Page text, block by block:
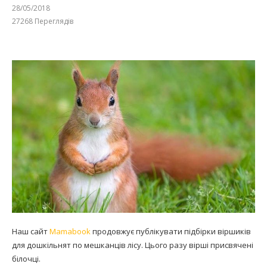
28/05/2018
27268 Переглядів
Наш сайтMamabookпродовжує публікувати підбірки віршиків
для дошкільнят по мешканців лісу. Цього разу вірші присвячені
білочці.